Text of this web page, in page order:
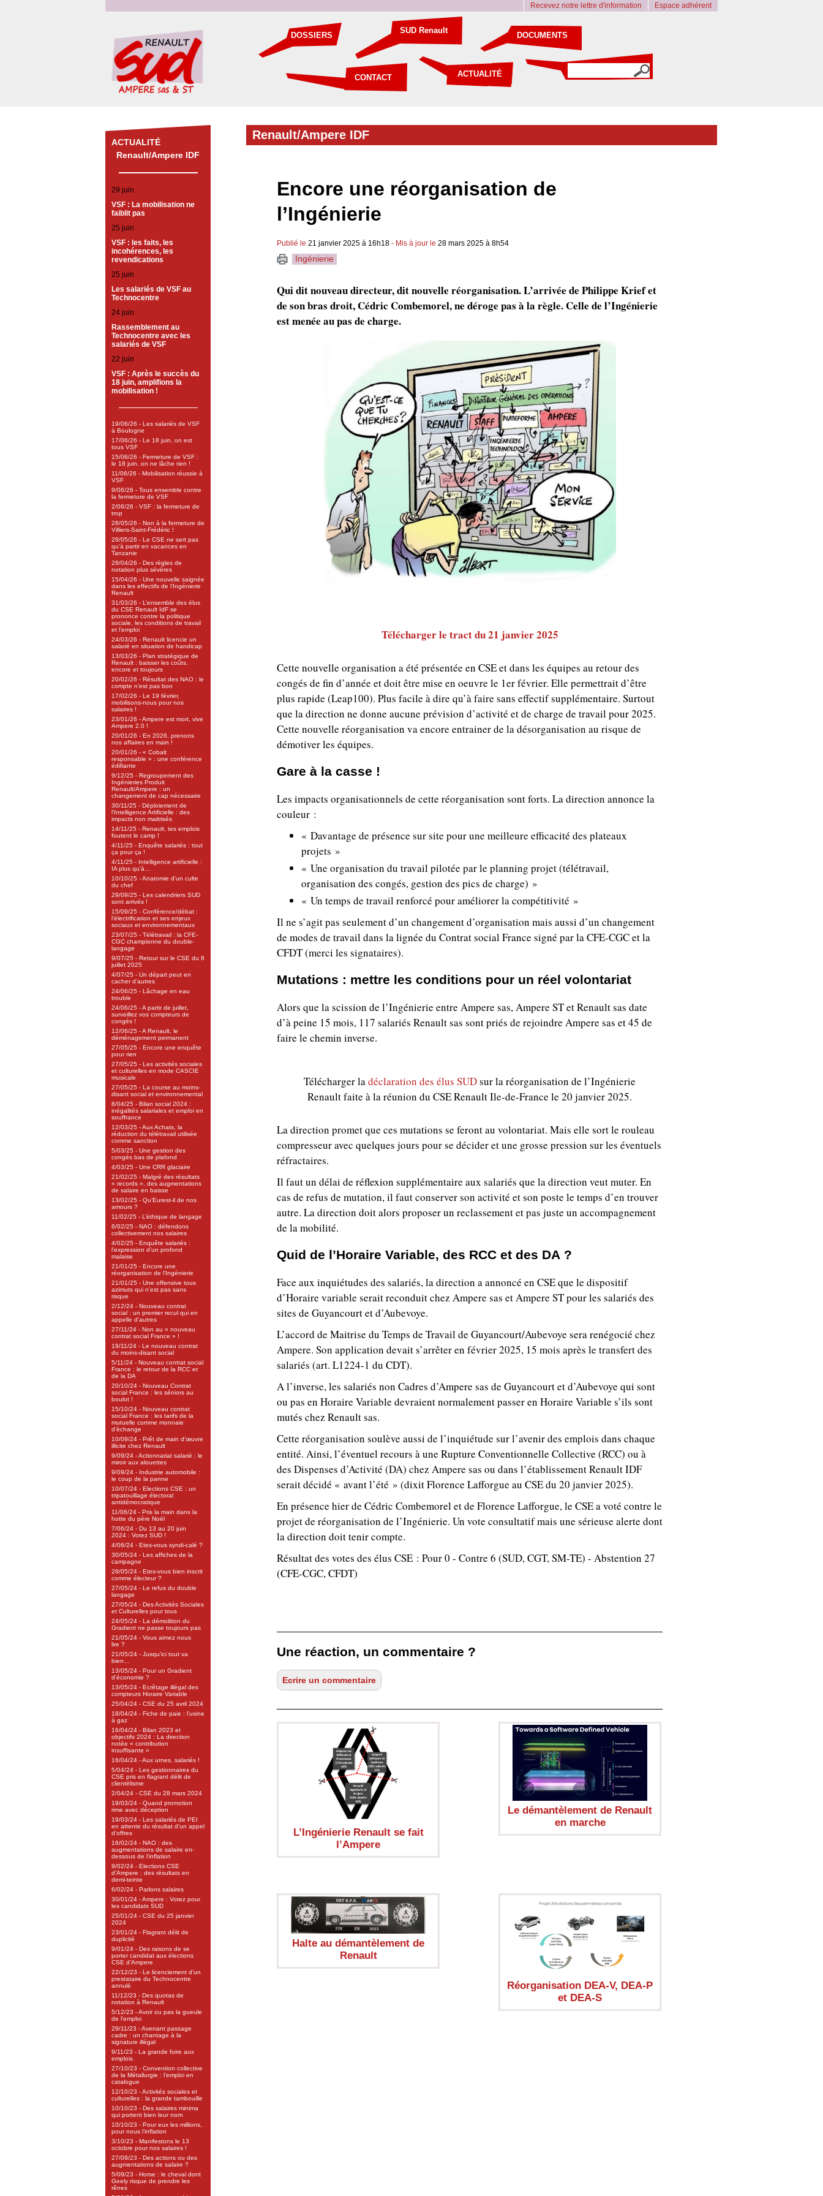
Espace adhérent
Recevez notre lettre d'information
SUD Renault
ACTUALITÉ
DOSSIERS
CONTACT
DOCUMENTS
ACTUALITÉ
Renault/Ampere IDF
29 juin
VSF : La mobilisation ne
faiblit pas
25 juin
VSF : les faits, les
incohérences, les
revendications
25 juin
Les salariés de VSF au
Technocentre
24 juin
Rassemblement au
Technocentre avec les
salariés de VSF
22 juin
VSF : Après le succès du
18 juin, amplifions la
mobilisation !
19/06/26 - Les salariés de VSF
à Boulogne
17/06/26 - Le 18 juin, on est
tous VSF
15/06/26 - Fermeture de VSF :
le 18 juin, on ne lâche rien !
11/06/26 - Mobilisation réussie à
VSF
9/06/26 - Tous ensemble contre
la fermeture de VSF
2/06/26 - VSF : la fermeture de
trop
28/05/26 - Non à la fermeture de
Villiers-Saint-Frédéric !
28/05/26 - Le CSE ne sert pas
qu’à partir en vacances en
Tanzanie
28/04/26 - Des règles de
notation plus sévères
15/04/26 - Une nouvelle saignée
dans les effectifs de l’Ingénierie
Renault
31/03/26 - L’ensemble des élus
du CSE Renault IdF se
prononce contre la politique
sociale, les conditions de travail
et l’emploi
24/03/26 - Renault licencie un
salarié en situation de handicap
13/03/26 - Plan stratégique de
Renault : baisser les coûts,
encore et toujours
20/02/26 - Résultat des NAO : le
compte n’est pas bon
17/02/26 - Le 19 février,
mobilisons-nous pour nos
salaires !
23/01/26 - Ampere est mort, vive
Ampere 2.0 !
20/01/26 - En 2026, prenons
nos affaires en main !
20/01/26 - « Cobalt
responsable » : une conférence
édifiante
9/12/25 - Regroupement des
Ingénieries Produit
Renault/Ampere : un
changement de cap nécessaire
30/11/25 - Déploiement de
l’Intelligence Artificielle : des
impacts non maitrisés
14/11/25 - Renault, tes emplois
foutent le camp !
4/11/25 - Enquête salariés : tout
ça pour ça !
4/11/25 - Intelligence artificielle :
IA plus qu’à…
10/10/25 - Anatomie d’un culte
du chef
29/09/25 - Les calendriers SUD
sont arrivés !
15/09/25 - Conférence/débat :
l’électrification et ses enjeux
sociaux et environnementaux
23/07/25 - Télétravail : la CFE-
CGC championne du double-
langage
9/07/25 - Retour sur le CSE du 8
juillet 2025
4/07/25 - Un départ peut en
cacher d’autres
24/06/25 - Lâchage en eau
trouble
24/06/25 - A partir de juillet,
surveillez vos compteurs de
congés !
12/06/25 - A Renault, le
déménagement permanent
27/05/25 - Encore une enquête
pour rien
27/05/25 - Les activités sociales
et culturelles en mode CASCIE
musicale
27/05/25 - La course au moins-
disant social et environnemental
8/04/25 - Bilan social 2024 :
inégalités salariales et emploi en
souffrance
12/03/25 - Aux Achats, la
réduction du télétravail utilisée
comme sanction
5/03/25 - Une gestion des
congés bas de plafond
4/03/25 - Une CRR glaciaire
21/02/25 - Malgré des résultats
« records », des augmentations
de salaire en baisse
13/02/25 - Qu’Eurest-il de nos
amours ?
11/02/25 - L’éthique de langage
6/02/25 - NAO : défendons
collectivement nos salaires
4/02/25 - Enquête salariés :
l’expression d’un profond
malaise
21/01/25 - Encore une
réorganisation de l’Ingénierie
21/01/25 - Une offensive tous
azimuts qui n’est pas sans
risque
2/12/24 - Nouveau contrat
social : un premier recul qui en
appelle d’autres
27/11/24 - Non au « nouveau
contrat social France » !
19/11/24 - Le nouveau contrat
du moins-disant social
5/11/24 - Nouveau contrat social
France : le retour de la RCC et
de la DA
20/10/24 - Nouveau Contrat
social France : les séniors au
boulot !
15/10/24 - Nouveau contrat
social France : les tarifs de la
mutuelle comme monnaie
d’échange
10/09/24 - Prêt de main d’œuvre
illicite chez Renault
9/09/24 - Actionnariat salarié : le
miroir aux alouettes
9/09/24 - Industrie automobile :
le coup de la panne
10/07/24 - Elections CSE : un
tripatouillage électoral
antidémocratique
11/06/24 - Pris la main dans la
hotte du père Noël
7/06/24 - Du 13 au 20 juin
2024 : Votez SUD !
4/06/24 - Etes-vous syndi-calé ?
30/05/24 - Les affiches de la
campagne
28/05/24 - Etes-vous bien inscrit
comme électeur ?
27/05/24 - Le refus du double
langage
27/05/24 - Des Activités Sociales
et Culturelles pour tous
24/05/24 - La démolition du
Gradient ne passe toujours pas
21/05/24 - Vous aimez nous
lire ?
21/05/24 - Jusqu’ici tout va
bien…
13/05/24 - Pour un Gradient
d’économie ?
13/05/24 - Ecrêtage illégal des
compteurs Horaire Variable
25/04/24 - CSE du 25 avril 2024
18/04/24 - Fiche de paie : l’usine
à gaz
16/04/24 - Bilan 2023 et
objectifs 2024 : La direction
notée « contribution
insuffisante »
16/04/24 - Aux urnes, salariés !
5/04/24 - Les gestionnaires du
CSE pris en flagrant délit de
clientélisme
2/04/24 - CSE du 28 mars 2024
19/03/24 - Quand promotion
rime avec déception
19/03/24 - Les salariés de PEI
en attente du résultat d’un appel
d’offres
16/02/24 - NAO : des
augmentations de salaire en-
dessous de l’inflation
9/02/24 - Elections CSE
d’Ampere : des résultats en
demi-teinte
6/02/24 - Parlons salaires
30/01/24 - Ampere : Votez pour
les candidats SUD
25/01/24 - CSE du 25 janvier
2024
23/01/24 - Flagrant délit de
duplicité
9/01/24 - Des raisons de se
porter candidat aux élections
CSE d’Ampere
22/12/23 - Le licenciement d’un
prestataire du Technocentre
annulé
11/12/23 - Des quotas de
notation à Renault
5/12/23 - Avoir ou pas la gueule
de l’emploi
29/11/23 - Avenant passage
cadre : un chantage à la
signature illégal
9/11/23 - La grande foire aux
emplois
27/10/23 - Convention collective
de la Métallurgie : l’emploi en
catalogue
12/10/23 - Activités sociales et
culturelles : la grande tambouille
10/10/23 - Des salaires minima
qui portent bien leur nom
10/10/23 - Pour eux les millions,
pour nous l’inflation
3/10/23 - Manifestons le 13
octobre pour nos salaires !
27/09/23 - Des actions ou des
augmentations de salaire ?
5/09/23 - Horse : le cheval dont
Geely risque de prendre les
rênes
Renault/Ampere IDF
Encore une réorganisation de
l’Ingénierie
Publié le 21 janvier 2025 à 16h18 - Mis à jour le 28 mars 2025 à 8h54
Ingénierie
Qui dit nouveau directeur, dit nouvelle réorganisation. L’arrivée de Philippe Krief et
de son bras droit, Cédric Combemorel, ne déroge pas à la règle. Celle de l’Ingénierie
est menée au pas de charge.
Télécharger le tract du 21 janvier 2025
Cette nouvelle organisation a été présentée en CSE et dans les équipes au retour des
congés de fin d’année et doit être mise en oeuvre le 1er février. Elle permettrait d’être
plus rapide (Leap100). Plus facile à dire qu’à faire sans effectif supplémentaire. Surtout
que la direction ne donne aucune prévision d’activité et de charge de travail pour 2025.
Cette nouvelle réorganisation va encore entrainer de la désorganisation au risque de
démotiver les équipes.
Gare à la casse !
Les impacts organisationnels de cette réorganisation sont forts. La direction annonce la
couleur :
« Davantage de présence sur site pour une meilleure efficacité des plateaux
projets »
« Une organisation du travail pilotée par le planning projet (télétravail,
organisation des congés, gestion des pics de charge) »
« Un temps de travail renforcé pour améliorer la compétitivité »
Il ne s’agit pas seulement d’un changement d’organisation mais aussi d’un changement
de modes de travail dans la lignée du Contrat social France signé par la CFE-CGC et la
CFDT (merci les signataires).
Mutations : mettre les conditions pour un réel volontariat
Alors que la scission de l’Ingénierie entre Ampere sas, Ampere ST et Renault sas date
d’à peine 15 mois, 117 salariés Renault sas sont priés de rejoindre Ampere sas et 45 de
faire le chemin inverse.
Télécharger ladéclaration des élus SUDsur la réorganisation de l’Ingénierie
Renault faite à la réunion du CSE Renault Ile-de-France le 20 janvier 2025.
La direction promet que ces mutations se feront au volontariat. Mais elle sort le rouleau
compresseur avec quelques jours pour se décider et une grosse pression sur les éventuels
réfractaires.
Il faut un délai de réflexion supplémentaire aux salariés que la direction veut muter. En
cas de refus de mutation, il faut conserver son activité et son poste le temps d’en trouver
autre. La direction doit alors proposer un reclassement et pas juste un accompagnement
de la mobilité.
Quid de l’Horaire Variable, des RCC et des DA ?
Face aux inquiétudes des salariés, la direction a annoncé en CSE que le dispositif
d’Horaire variable serait reconduit chez Ampere sas et Ampere ST pour les salariés des
sites de Guyancourt et d’Aubevoye.
L’accord de Maitrise du Temps de Travail de Guyancourt/Aubevoye sera renégocié chez
Ampere. Son application devait s’arrêter en février 2025, 15 mois après le transfert des
salariés (art. L1224-1 du CDT).
A l’inverse, les salariés non Cadres d’Ampere sas de Guyancourt et d’Aubevoye qui sont
ou pas en Horaire Variable devraient normalement passer en Horaire Variable s’ils sont
mutés chez Renault sas.
Cette réorganisation soulève aussi de l’inquiétude sur l’avenir des emplois dans chaque
entité. Ainsi, l’éventuel recours à une Rupture Conventionnelle Collective (RCC) ou à
des Dispenses d’Activité (DA) chez Ampere sas ou dans l’établissement Renault IDF
serait décidé « avant l’été » (dixit Florence Lafforgue au CSE du 20 janvier 2025).
En présence hier de Cédric Combemorel et de Florence Lafforgue, le CSE a voté contre le
projet de réorganisation de l’Ingénierie. Un vote consultatif mais une sérieuse alerte dont
la direction doit tenir compte.
Résultat des votes des élus CSE : Pour 0 - Contre 6 (SUD, CGT, SM-TE) - Abstention 27
(CFE-CGC, CFDT)
Une réaction, un commentaire ?
L’Ingénierie Renault se fait
l’Ampere
Le démantèlement de Renault
en marche
Halte au démantèlement de
Renault
Réorganisation DEA-V, DEA-P
et DEA-S